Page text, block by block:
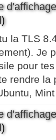
d'affichage
la TLS
Je
pour
rendre la
Mint
d'affichage